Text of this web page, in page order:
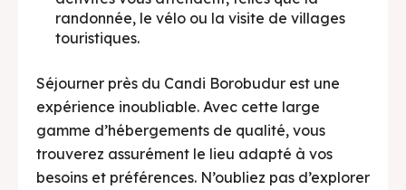
randonnée, le vélo ou la visite de villages
touristiques.
Séjourner près du Candi Borobudur est une
expérience inoubliable. Avec cette large
gamme d’hébergements de qualité, vous
trouverez assurément le lieu adapté à vos
besoins et préférences. N’oubliez pas d’explorer